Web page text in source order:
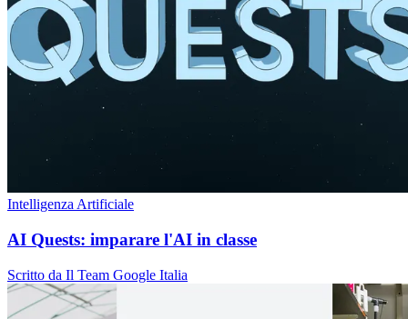
Intelligenza Artificiale
AI Quests: imparare l'AI in classe
Scritto da Il Team Google Italia